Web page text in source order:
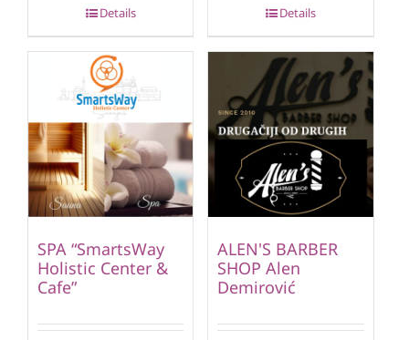
Details Details
SPA “SmartsWay
Holistic Center &
Cafe”
ALEN'S BARBER
SHOP Alen
Demirović